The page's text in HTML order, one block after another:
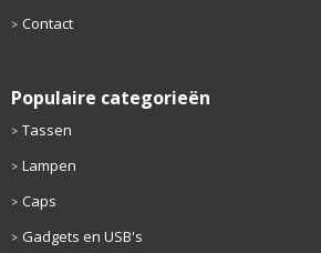
Contact
Populaire categorieën
Tassen
Lampen
Caps
Gadgets en USB's